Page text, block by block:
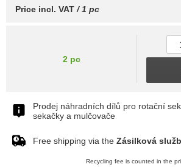
Price incl. VAT / 1 pc
2 pc
Prodej náhradních dílů pro rotační
sekačky a mulčovače
Free shipping via the Zásilková
Recycling fee is counted in the